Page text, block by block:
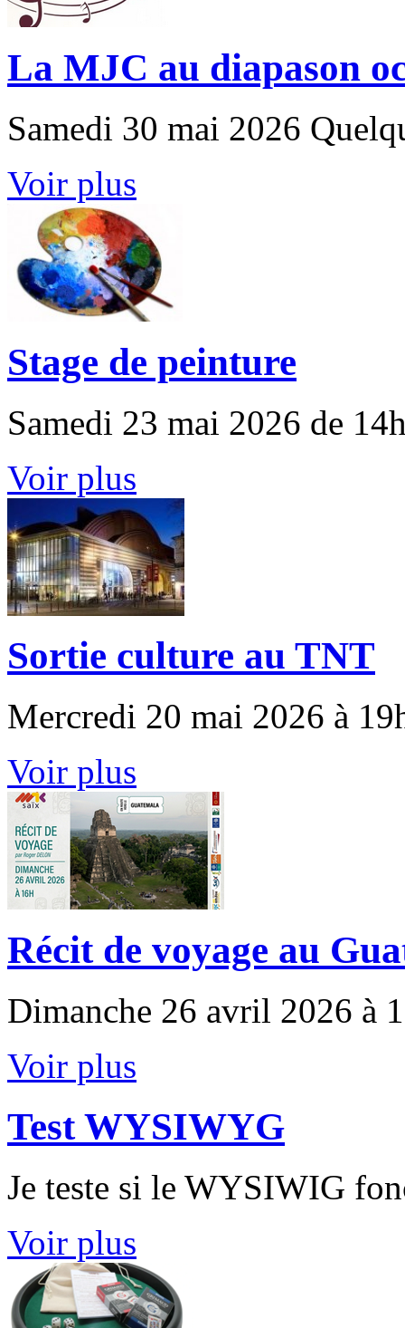
La MJC au diapason
Samedi 30 mai 2026
Voir plus
Stage de peinture
Samedi 23 mai 2026 de
Voir plus
Sortie culture au TNT
Mercredi 20 mai 2026 à
Voir plus
Récit de voyage au
Dimanche 26 avril 2026 à
Voir plus
Test WYSIWYG
Je teste si le WYSIWIG
Voir plus